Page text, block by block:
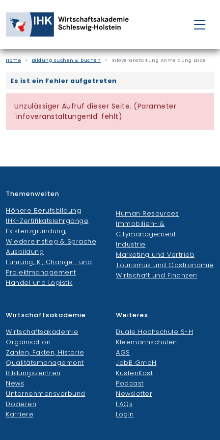
FÜR EINZELPERSONEN
FÜR UNTERNEHMEN
PROJEKTE
WAKADEMIE
ÜBER UNS
Finden Sie Ihre Weiterbildung
SUCHEN
Home Bildung suchen & buchen Infoveranstaltung Anmeldung Ende
Themenwelten
Höhere Berufsbildung
IHK-Zertifikatslehrgänge
Existenzgründung,
Wiedereinstieg & Sprache
Ausbildung
Führung, KI, Change- und
Projektmanagement
Handel und Logistik
Human Resources
Immobilien- &
Citymanagement
Industrie
Marketing und Vertrieb
Tourismus und Gastronomie
Wirtschaft und Finanzen
Wirtschaftsakademie
Wirtschaftsakademie
Organisation
Zahlen, Fakten, Historie
Qualitätsmanagement
Bildungszentren
News
Unternehmensverbund
Dozieren
Karriere
Weiteres
Duale Hochschule S-H
Kleemannschulen
AGS
JobB GmbH
KüstenKost
Podcast
Newsletter
FAQs
Login